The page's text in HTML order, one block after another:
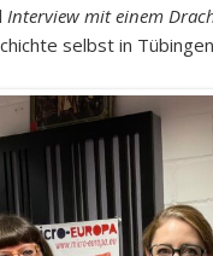
Interview mit einem
selbst in